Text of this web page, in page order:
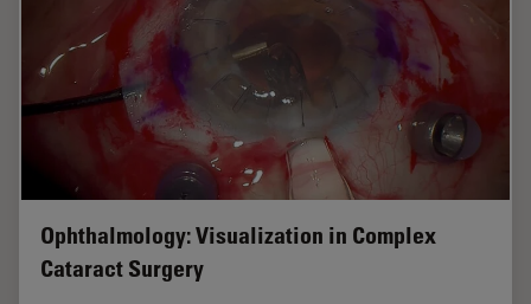
Ophthalmology: Visualization in Complex
Cataract Surgery